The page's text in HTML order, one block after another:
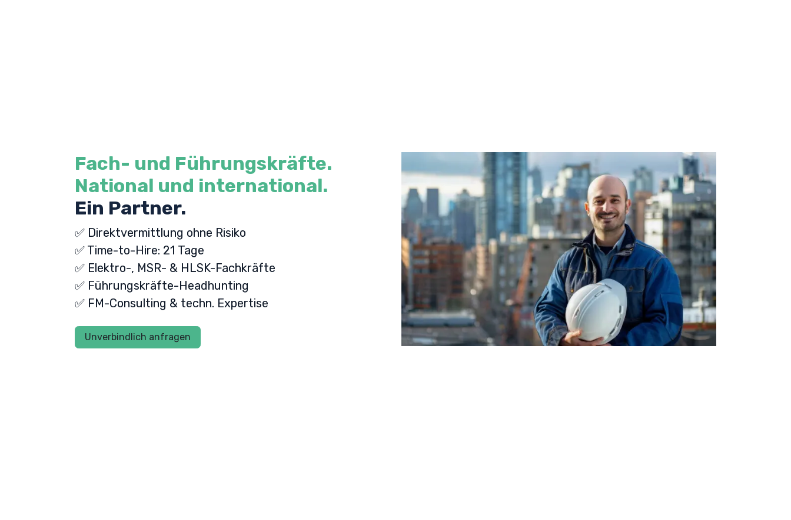
Fach- und Führungskräfte.
National und international.
Ein Partner.
✅ Direktvermittlung ohne Risiko
✅ Time-to-Hire: 21 Tage
✅ Elektro-, MSR- & HLSK-Fachkräfte
✅ Führungskräfte-Headhunting
✅ FM-Consulting & techn. Expertise
Unverbindlich anfragen